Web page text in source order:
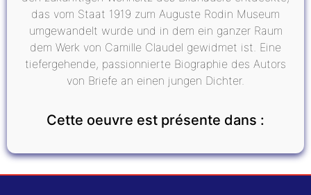
das vom Staat 1919 zum Auguste Rodin Museum
umgewandelt wurde und in dem ein ganzer Raum
dem Werk von Camille Claudel gewidmet ist. Eine
tiefergehende, passionnierte Biographie des Autors
von Briefe an einen jungen Dichter.
Cette oeuvre est présente dans :